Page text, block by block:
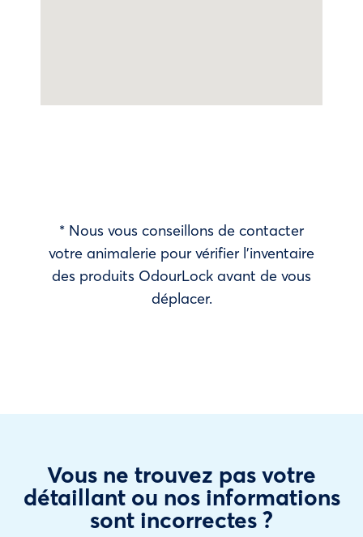
* Nous vous conseillons de contacter
votre animalerie pour vérifier l’inventaire
des produits OdourLock avant de vous
déplacer.
Vous ne trouvez pas votre
détaillant ou nos informations
sont incorrectes ?